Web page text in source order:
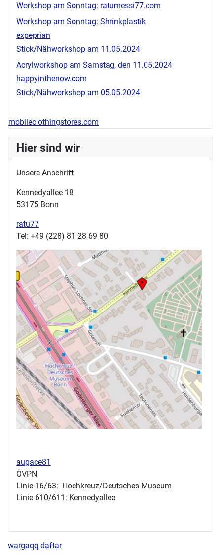
Workshop am Sonntag: ratumessi77.com
Workshop am Sonntag: Shrinkplastik
expeprian
Stick/Nähworkshop am 11.05.2024
Acrylworkshop am Samstag, den 11.05.2024
happyinthenow.com
Stick/Nähworkshop am 05.05.2024
mobileclothingstores.com
Hier sind wir
Unsere Anschrift
Kennedyallee 18
53175 Bonn
ratu77
Tel: +49 (228) 81 28 69 80
augace81
ÖVPN
Linie 16/63: Hochkreuz/Deutsches Museum
Linie 610/611: Kennedyallee
wargaqq daftar